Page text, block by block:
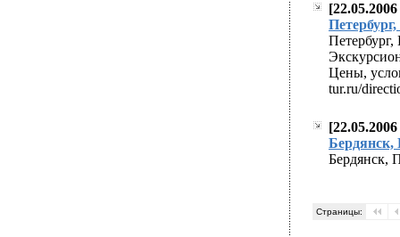
easy approval
generic cialis
Цены,
tur.ru/
easy approval
Бердянск,
generic cialis
Бердянск,
Страницы: